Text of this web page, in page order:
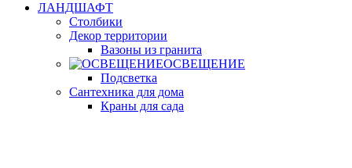
ЛАНДШАФТ
Столбики
Декор территории
Вазоны из гранита
ОСВЕЩЕНИЕ
Подсветка
Сантехника для дома
Краны для сада